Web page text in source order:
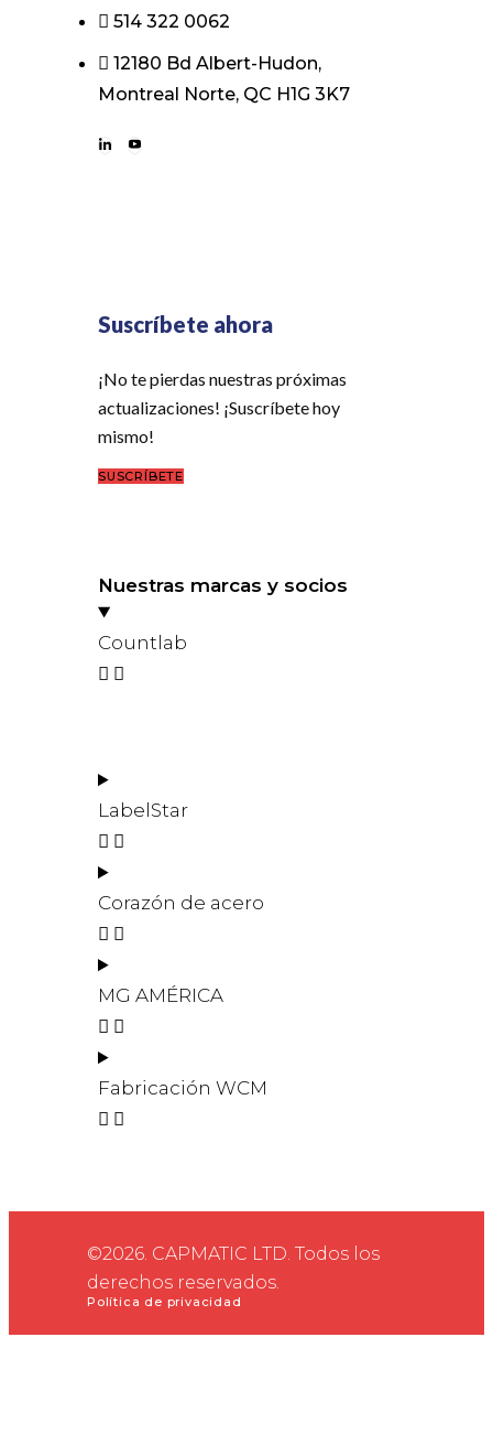
514 322 0062
12180 Bd Albert-Hudon,
Montreal Norte, QC H1G 3K7
Suscríbete ahora
¡No te pierdas nuestras próximas
actualizaciones! ¡Suscríbete hoy
mismo!
SUSCRÍBETE
Nuestras marcas y socios
Countlab
LabelStar
Corazón de acero
MG AMÉRICA
Fabricación WCM
©2026. CAPMATIC LTD. Todos los
derechos reservados.
Política de privacidad